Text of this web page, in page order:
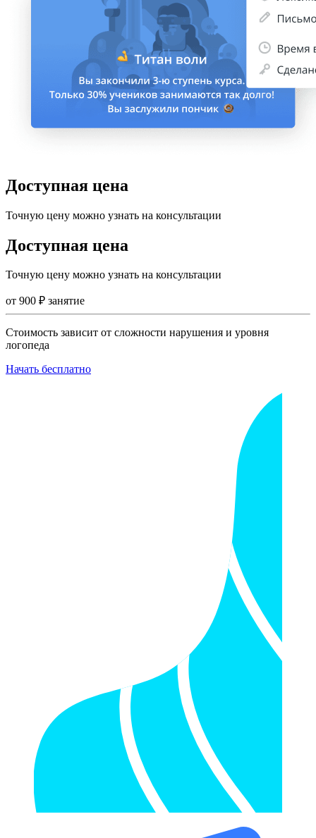
Доступная цена
Точную цену можно узнать на консультации
Доступная цена
Точную цену можно узнать на консультации
от 900 ₽ занятие
Стоимость зависит от сложности нарушения и уровня
логопеда
Начать бесплатно